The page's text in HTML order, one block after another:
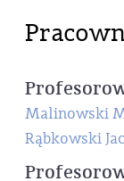
Malinowski
Rąbkowski